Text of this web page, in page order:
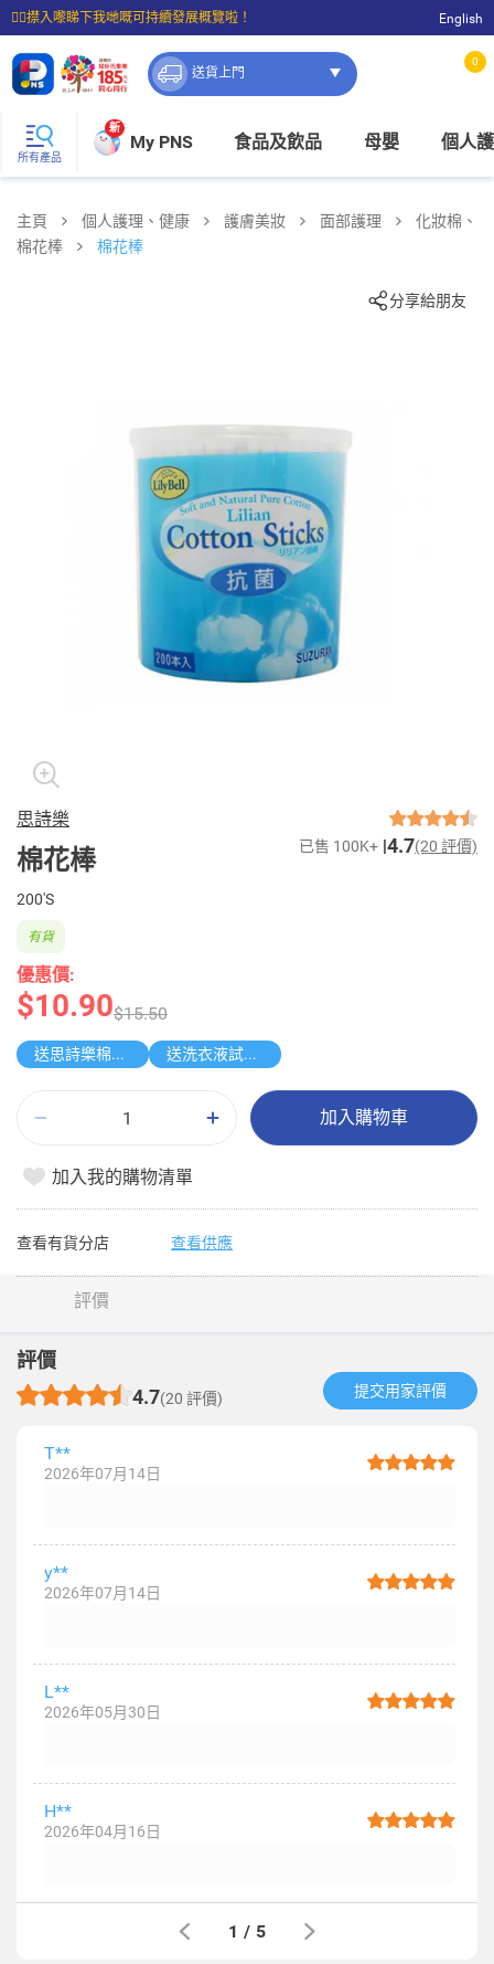
☝🏼㩒入嚟睇下我哋嘅可持續發展概覽啦！
⭐購物滿$399即享免費送貨；滿$100即可免費店取。
English
送貨上門
0
所有產品
新
My PNS 食品及飲品 母嬰 個人
主頁 個人護理、健康 護膚美妝 面部護理
化妝棉、
棉花棒
棉花棒
分享給朋友
思詩樂
棉花棒 已售 100K+ 4.7(20 評價)
200'S
優惠價:
$10.90$15.50
有貨
送思詩樂棉柔巾 80片 送洗衣液試用裝
加入購物車
加入我的購物清單
查看有貨分店 查看供應
評價
評價
4.7(20 評價) 提交用家評價​
T**
2026年07月14日
y**
2026年07月14日
L**
2026年05月30日
H**
2026年04月16日
1 / 5